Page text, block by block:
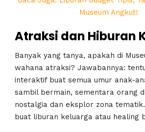
Museum Angkut!
Atraksi dan Hiburan
Banyak yang tanya, apakah di
wahana atraksi? Jawabannya:
interaktif buat semua umur anak-
sambil bermain, sementara orang
nostalgia dan eksplor zona
buat liburan keluarga atau healing